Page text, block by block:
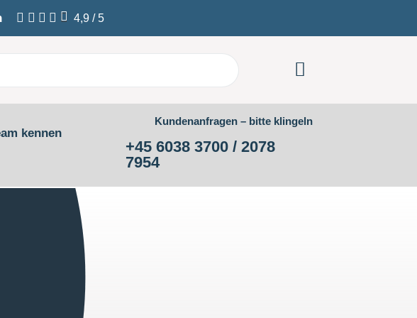
4,9 /5
kennen
Kundenanfragen – bitte klingeln
+45 6038 3700 / 2078
7954